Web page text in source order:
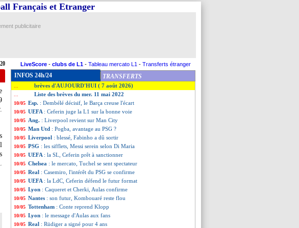
Français et Etranger
publicitaire
LiveScore - clubs de L1 - Tableau mercato L1 - Transferts étranger
INFOS 24h/24 TRANSFERTS
brèves d'AUJOURD'HUI ( 7 août 2026)
Liste des brèves du mer. 11 mai 2022
10/05 Esp. : Dembélé décisif, le Barça creuse l'écart
10/05 UEFA : Ceferin juge la L1 sur la bonne voie
10/05 Ang. : Liverpool revient sur Man City
10/05 Man Utd : Pogba, avantage au PSG ?
10/05 Liverpool : blessé, Fabinho a dû sortir
10/05 PSG : les sifflets, Messi serein selon Di Maria
10/05 UEFA : la SL, Ceferin prêt à sanctionner
10/05 Chelsea : le mercato, Tuchel se sent spectateur
10/05 Real : Casemiro, l'intérêt du PSG se confirme
10/05 UEFA : la LdC, Ceferin défend le futur format
10/05 Lyon : Caqueret et Cherki, Aulas confirme
10/05 Nantes : son futur, Kombouaré reste flou
10/05 Tottenham : Conte reprend Klopp
10/05 Lyon : le message d'Aulas aux fans
10/05 Real : Rüdiger a signé pour 4 ans